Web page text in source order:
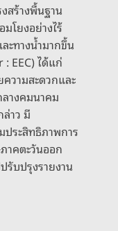
สร้างพื้นฐาน
โยงอย่างไร้
ะทางน้ำมากขึ้น
EEC) ได้แก่
วามสะดวกและ
างคมนาคม
าว มี
ประสิทธิภาพการ
าคตะวันออก
รับปรุงรายงาน